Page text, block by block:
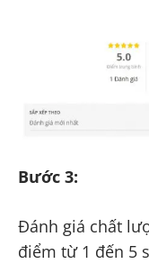
Bước 3:
Đánh giá chất
điểm từ 1 đến 5